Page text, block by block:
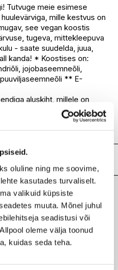
oluline ning me soovime,
kasutades turvaliselt.
valikuid küpsiste
muuta. Mõnel juhul
seadistusi või
oleme välja toonud
kuidas seda teha.
Tutvuge meie esimese
mille kestvus on
see vegan koostis
tugeva, mittekleepuva
- saate suudelda, juua,
kanda! * Koostises on:
jojobaseemneõli,
** E-
aluskiht, millele on
*, ülipeegeldav ja
tugevam sära, mida olete
MAKEUP
tooted